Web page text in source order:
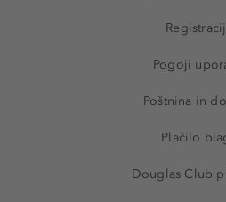
Pogoji
Poštnina in
Plačilo
Douglas Club